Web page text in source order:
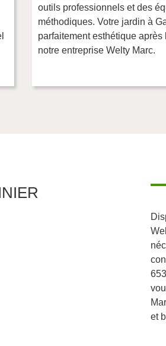
outils professionnels et des
méthodiques. Votre jardin à
parfaitement esthétique après
notre entreprise Welty Marc.
et